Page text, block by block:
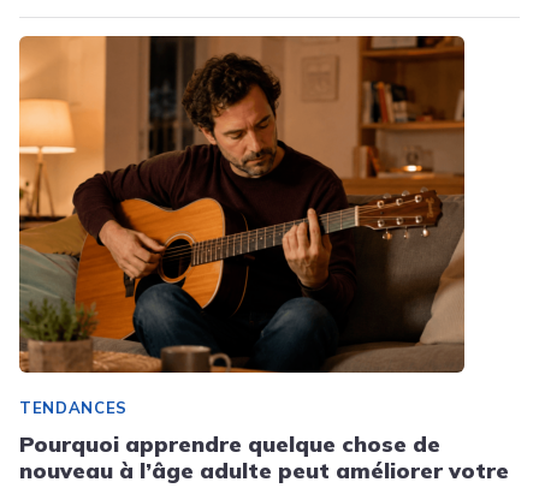
TENDANCES
Pourquoi apprendre quelque chose de
nouveau à l’âge adulte peut améliorer votre